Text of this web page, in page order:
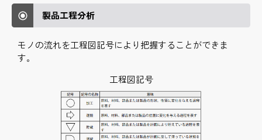
製品工程分析
モノの流れを工程図記号により把握することができま
す。
工程図記号